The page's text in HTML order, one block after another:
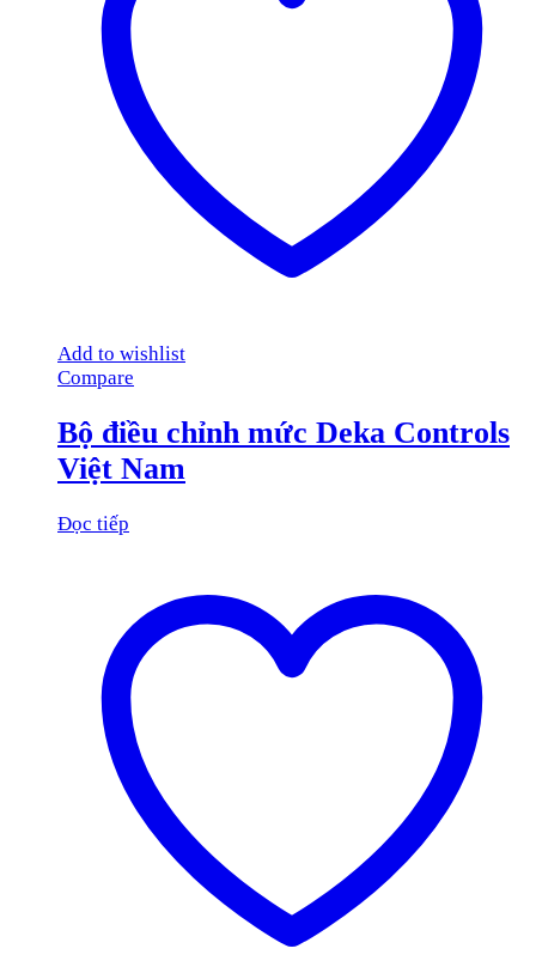
Add to wishlist
Compare
Bộ điều chỉnh mức Deka Controls
Việt Nam
Đọc tiếp